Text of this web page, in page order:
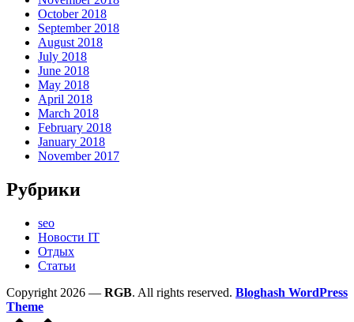
October 2018
September 2018
August 2018
July 2018
June 2018
May 2018
April 2018
March 2018
February 2018
January 2018
November 2017
Рубрики
seo
Новости IT
Отдых
Статьи
Copyright 2026 — RGB. All rights reserved. Bloghash WordPress
Theme